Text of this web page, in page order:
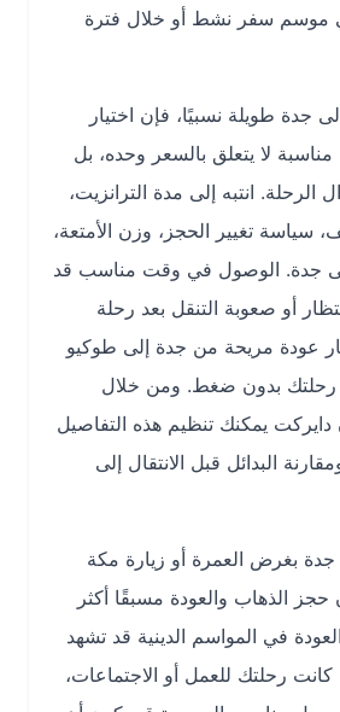
سفر نشط أو خلال فترة
نسبيًا، فإن اختيار
لا يتعلق بالسعر وحده، بل
انتبه إلى مدة الترانزيت،
تغيير الحجز، وزن الأمتعة،
الوصول في وقت مناسب قد
صعوبة التنقل بعد رحلة
مريحة من جدة إلى طوكيو
بدون ضغط. ومن خلال
يمكنك تنظيم هذه التفاصيل
قبل الانتقال إلى
العمرة أو زيارة مكة
والعودة مسبقًا أكثر
في المواسم الدينية قد تشهد
رحلتك للعمل أو الاجتماعات،